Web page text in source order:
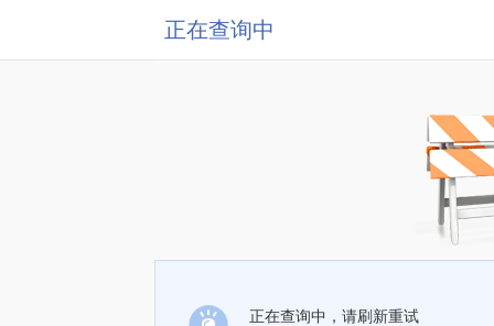
正在查询中
正在查询中，请刷新重试